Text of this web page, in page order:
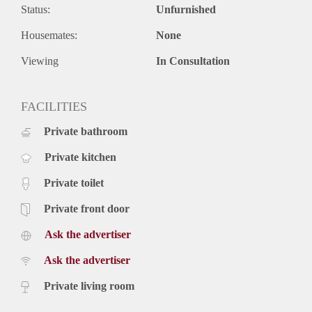
- Gunning voorbehouden aan verhuurder.
- Aanvaarding per 1 december 2021.
Status: Unfurnished
Housemates: None
Viewing In Consultation
FACILITIES
Private bathroom
Private kitchen
Private toilet
Private front door
Ask the advertiser
Ask the advertiser
Private living room